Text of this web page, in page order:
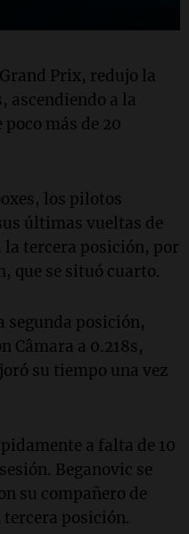
Prix, redujo la
ascendiendo a la
más de 20
los pilotos
últimas vueltas de
la tercera posición, por
que se situó cuarto.
segunda posición,
Câmara a 0.218s,
su tiempo una vez
a falta de 10
Beganovic se
su compañero de
posición.